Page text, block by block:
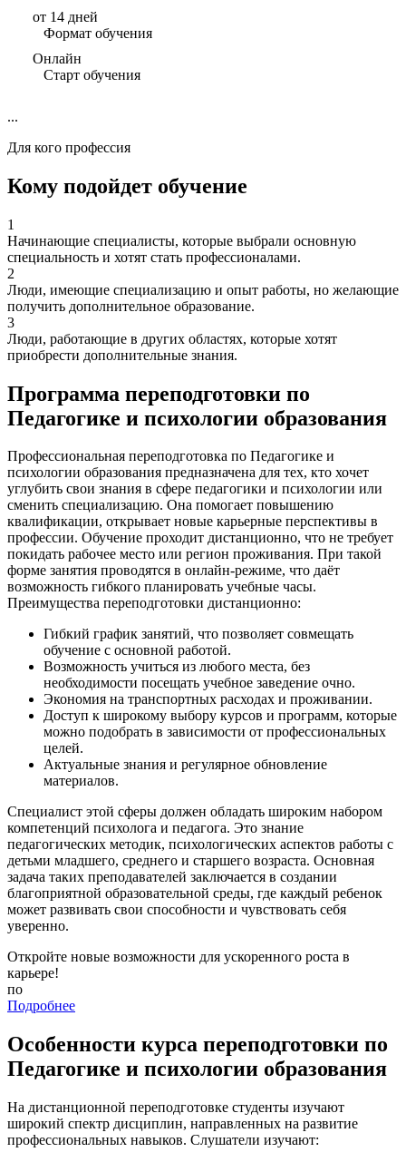
от 14 дней
Формат обучения
Онлайн
Старт обучения
...
Для кого профессия
Кому подойдет обучение
1
Начинающие специалисты, которые выбрали основную
специальность и хотят стать профессионалами.
2
Люди, имеющие специализацию и опыт работы, но желающие
получить дополнительное образование.
3
Люди, работающие в других областях, которые хотят
приобрести дополнительные знания.
Программа переподготовки по
Педагогике и психологии образования
Профессиональная переподготовка по Педагогике и
психологии образования предназначена для тех, кто хочет
углубить свои знания в сфере педагогики и психологии или
сменить специализацию. Она помогает повышению
квалификации, открывает новые карьерные перспективы в
профессии. Обучение проходит дистанционно, что не требует
покидать рабочее место или регион проживания. При такой
форме занятия проводятся в онлайн-режиме, что даёт
возможность гибкого планировать учебные часы.
Преимущества переподготовки дистанционно:
Гибкий график занятий, что позволяет совмещать
обучение с основной работой.
Возможность учиться из любого места, без
необходимости посещать учебное заведение очно.
Экономия на транспортных расходах и проживании.
Доступ к широкому выбору курсов и программ, которые
можно подобрать в зависимости от профессиональных
целей.
Актуальные знания и регулярное обновление
материалов.
Специалист этой сферы должен обладать широким набором
компетенций психолога и педагога. Это знание
педагогических методик, психологических аспектов работы с
детьми младшего, среднего и старшего возраста. Основная
задача таких преподавателей заключается в создании
благоприятной образовательной среды, где каждый ребенок
может развивать свои способности и чувствовать себя
уверенно.
Откройте новые возможности для ускоренного роста в
карьере!
по
Подробнее
Особенности курса переподготовки по
Педагогике и психологии образования
На дистанционной переподготовке студенты изучают
широкий спектр дисциплин, направленных на развитие
профессиональных навыков. Слушатели изучают: